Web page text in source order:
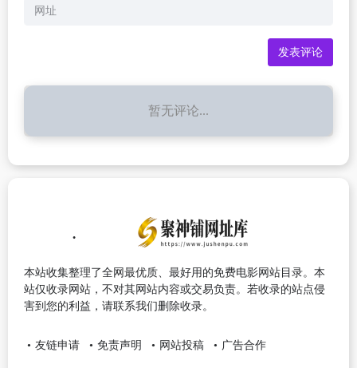
暂无评论...
本站收集整理了全网最优质、最好用的免费电影网站目录。本
站仅收录网站，不对其网站内容或交易负责。若收录的站点侵
害到您的利益，请联系我们删除收录。
友链申请 免责声明 网站投稿 广告合作